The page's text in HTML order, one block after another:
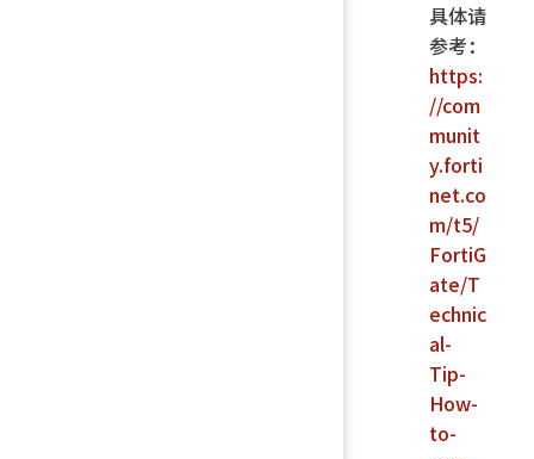
具体请
参考：
https:
//com
munit
y.forti
net.co
m/t5/
FortiG
ate/T
echnic
al-
Tip-
How-
to-